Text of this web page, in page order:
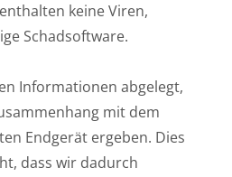
keine Viren,
Schadsoftware.
Informationen abgelegt,
mit dem
Endgerät ergeben. Dies
dass wir dadurch